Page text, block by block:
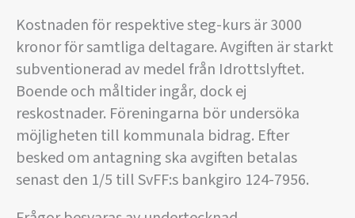
Kostnaden för respektive steg-kurs är 3000
kronor för samtliga deltagare. Avgiften är starkt
subventionerad av medel från Idrottslyftet.
Boende och måltider ingår, dock ej
reskostnader. Föreningarna bör undersöka
möjligheten till kommunala bidrag. Efter
besked om antagning ska avgiften betalas
senast den 1/5 till SvFF:s bankgiro 124-7956.